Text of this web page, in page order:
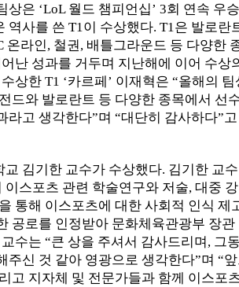
상은 ‘LoL 월드 챔피언십’ 3회 연속 우
역사를 쓴 T1이 수상했다. T1은 발로란
온라인, 철권, 배틀그라운드 등 다양한
난 성과를 거두며 지난해에 이어 수상
상한 T1 ‘카르페’ 이재혁은 “올해의 팀
드와 발로란트 등 다양한 종목에서 선
라고 생각한다”며 “대단히 감사하다”
교 김기한 교수가 수상했다. 김기한 교
이스포츠 관련 학술연구와 저술, 대중
통해 이스포츠에 대한 사회적 인식 제
공로를 인정받아 문화체육관광부 장관
수는 “큰 상을 주셔서 감사드리며, 그
주신 것 같아 영광으로 생각한다”며 “
고 지자체 및 전문가들과 함께 이스포